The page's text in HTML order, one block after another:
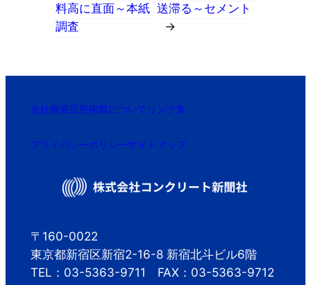
料高に直面～本紙
調査
送滞る～セメント
→
会社概要広告掲載について リンク集
プライバシーポリシーサイトマップ
〒160-0022
東京都新宿区新宿2-16-8 新宿北斗ビル6階
TEL：03-5363-9711 FAX：03-5363-9712